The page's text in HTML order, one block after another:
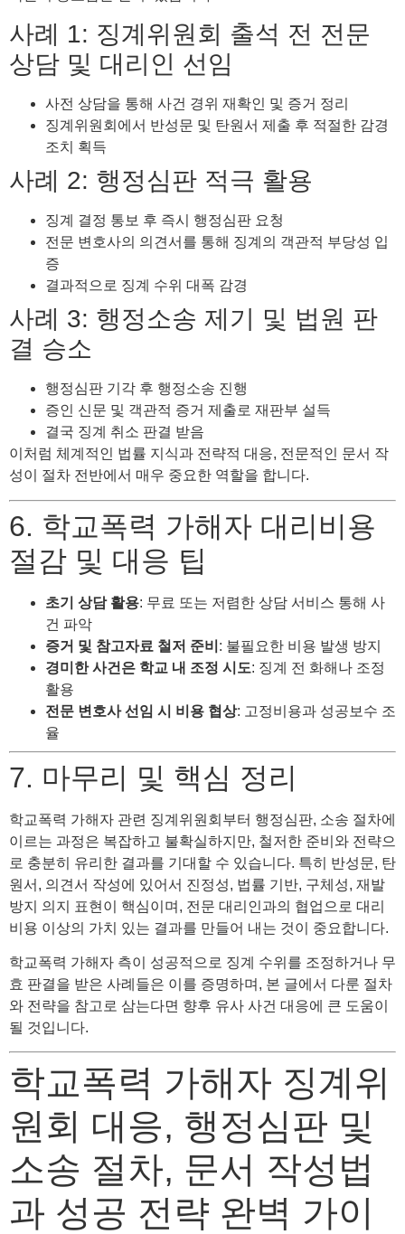
사례 1: 징계위원회 출석 전 전문
상담 및 대리인 선임
사전 상담을 통해 사건 경위 재확인 및 증거 정리
징계위원회에서 반성문 및 탄원서 제출 후 적절한 감경
조치 획득
사례 2: 행정심판 적극 활용
징계 결정 통보 후 즉시 행정심판 요청
전문 변호사의 의견서를 통해 징계의 객관적 부당성 입
증
결과적으로 징계 수위 대폭 감경
사례 3: 행정소송 제기 및 법원 판
결 승소
행정심판 기각 후 행정소송 진행
증인 신문 및 객관적 증거 제출로 재판부 설득
결국 징계 취소 판결 받음
이처럼 체계적인 법률 지식과 전략적 대응, 전문적인 문서 작
성이 절차 전반에서 매우 중요한 역할을 합니다.
6. 학교폭력 가해자 대리비용
절감 및 대응 팁
초기 상담 활용: 무료 또는 저렴한 상담 서비스 통해 사
건 파악
증거 및 참고자료 철저 준비 : 불필요한 비용 발생 방지
경미한 사건은 학교 내 조정 시도: 징계 전 화해나 조정
활용
전문 변호사 선임 시 비용 협상: 고정비용과 성공보수 조
율
7. 마무리 및 핵심 정리
학교폭력 가해자 관련 징계위원회부터 행정심판, 소송 절차에
이르는 과정은 복잡하고 불확실하지만, 철저한 준비와 전략으
로 충분히 유리한 결과를 기대할 수 있습니다. 특히 반성문, 탄
원서, 의견서 작성에 있어서 진정성, 법률 기반, 구체성, 재발
방지 의지 표현이 핵심이며, 전문 대리인과의 협업으로 대리
비용 이상의 가치 있는 결과를 만들어 내는 것이 중요합니다.
학교폭력 가해자 측이 성공적으로 징계 수위를 조정하거나 무
효 판결을 받은 사례들은 이를 증명하며, 본 글에서 다룬 절차
와 전략을 참고로 삼는다면 향후 유사 사건 대응에 큰 도움이
될 것입니다.
학교폭력 가해자 징계위
원회 대응, 행정심판 및
소송 절차, 문서 작성법
과 성공 전략 완벽 가이